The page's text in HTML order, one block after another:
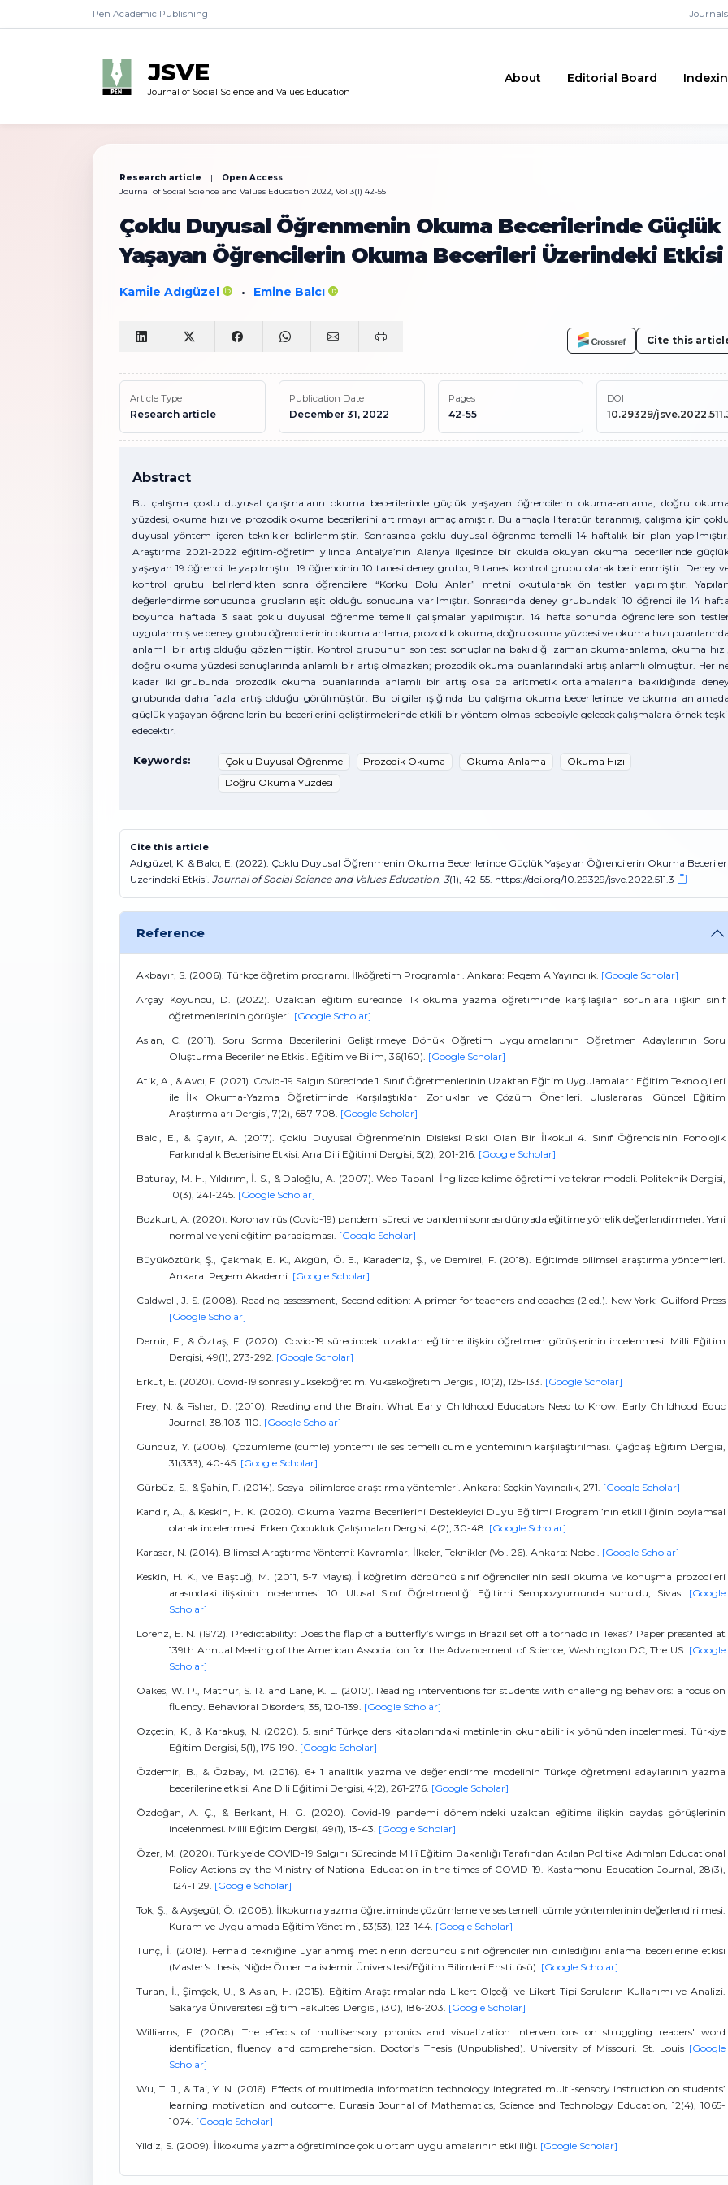
Pen Academic Publishing Journals
JSVE
Journal of Social Science and Values Education
About Editorial Board
Research article |
Open Access
Journal of Social Science and Values Education 2022, Vol 3(1) 42-55
Çoklu Duyusal Öğrenmenin Okuma Becerilerinde Güçlük
Yaşayan Öğrencilerin Okuma Becerileri Üzerindeki Etkisi
Kami̇le Adıgüzel • Emine Balcı
Cite this
Article Type
Research article
Publication Date
December 31, 2022
Pages
42-55
DOI
10.29329/
Abstract
Bu çalışma çoklu duyusal çalışmaların okuma becerilerinde güçlük yaşayan öğrencilerin okuma-anlama, doğru
yüzdesi, okuma hızı ve prozodik okuma becerilerini artırmayı amaçlamıştır. Bu amaçla literatür taranmış, çalışma için
duyusal yöntem içeren teknikler belirlenmiştir. Sonrasında çoklu duyusal öğrenme temelli 14 haftalık bir plan
Araştırma 2021-2022 eğitim-öğretim yılında Antalya’nın Alanya ilçesinde bir okulda okuyan okuma becerilerinde
yaşayan 19 öğrenci ile yapılmıştır. 19 öğrencinin 10 tanesi deney grubu, 9 tanesi kontrol grubu olarak belirlenmiştir. Deney
kontrol grubu belirlendikten sonra öğrencilere “Korku Dolu Anlar” metni okutularak ön testler yapılmıştır.
değerlendirme sonucunda grupların eşit olduğu sonucuna varılmıştır. Sonrasında deney grubundaki 10 öğrenci ile 14
boyunca haftada 3 saat çoklu duyusal öğrenme temelli çalışmalar yapılmıştır. 14 hafta sonunda öğrencilere son
uygulanmış ve deney grubu öğrencilerinin okuma anlama, prozodik okuma, doğru okuma yüzdesi ve okuma hızı
anlamlı bir artış olduğu gözlenmiştir. Kontrol grubunun son test sonuçlarına bakıldığı zaman okuma-anlama, okuma
doğru okuma yüzdesi sonuçlarında anlamlı bir artış olmazken; prozodik okuma puanlarındaki artış anlamlı olmuştur. Her
kadar iki grubunda prozodik okuma puanlarında anlamlı bir artış olsa da aritmetik ortalamalarına bakıldığında
grubunda daha fazla artış olduğu görülmüştür. Bu bilgiler ışığında bu çalışma okuma becerilerinde ve okuma
güçlük yaşayan öğrencilerin bu becerilerini geliştirmelerinde etkili bir yöntem olması sebebiyle gelecek çalışmalara örnek
edecektir.
Keywords: Çoklu Duyusal Öğrenme Prozodik Okuma Okuma-Anlama
Okuma Hızı
Doğru Okuma Yüzdesi
Cite this article
Adıgüzel, K. & Balcı, E. (2022). Çoklu Duyusal Öğrenmenin Okuma Becerilerinde Güçlük Yaşayan Öğrencilerin Okuma
Üzerindeki Etkisi. Journal of Social Science and Values Education 3(1), 42-55. https://doi.org/10.29329/jsve.2022.511.3
Reference
Akbayır, S. (2006). Türkçe öğretim programı. İlköğretim Programları. Ankara: Pegem A Yayıncılık. [Google Scholar]
Arçay Koyuncu, D. (2022). Uzaktan eğitim sürecinde ilk okuma yazma öğretiminde karşılaşılan sorunlara ilişkin sınıf
öğretmenlerinin görüşleri. [Google Scholar]
Aslan, C. (2011). Soru Sorma Becerilerini Geliştirmeye Dönük Öğretim Uygulamalarının Öğretmen Adaylarının Soru
Oluşturma Becerilerine Etkisi. Eğitim ve Bilim, 36(160). [Google Scholar]
Atik, A., & Avcı, F. (2021). Covid-19 Salgın Sürecinde 1. Sınıf Öğretmenlerinin Uzaktan Eğitim Uygulamaları: Eğitim Teknolojileri
ile İlk Okuma-Yazma Öğretiminde Karşılaştıkları Zorluklar ve Çözüm Önerileri. Uluslararası Güncel Eğitim
Araştırmaları Dergisi, 7(2), 687-708. [Google Scholar]
Balcı, E., & Çayır, A. (2017). Çoklu Duyusal Öğrenme’nin Disleksi Riski Olan Bir İlkokul 4. Sınıf Öğrencisinin Fonolojik
Farkındalık Becerisine Etkisi. Ana Dili Eğitimi Dergisi, 5(2), 201-216. [Google Scholar]
Baturay, M. H., Yıldırım, İ. S., & Daloğlu, A. (2007). Web-Tabanlı İngilizce kelime öğretimi ve tekrar modeli. Politeknik Dergisi,
10(3), 241-245. [Google Scholar]
Bozkurt, A. (2020). Koronavirüs (Covid-19) pandemi süreci ve pandemi sonrası dünyada eğitime yönelik değerlendirmeler: Yeni
normal ve yeni eğitim paradigması. [Google Scholar]
Büyüköztürk, Ş., Çakmak, E. K., Akgün, Ö. E., Karadeniz, Ş., ve Demirel, F. (2018). Eğitimde bilimsel araştırma yöntemleri.
Ankara: Pegem Akademi. [Google Scholar]
Caldwell, J. S. (2008). Reading assessment, Second edition: A primer for teachers and coaches (2 ed.). New York: Guilford Press
[Google Scholar]
Demir, F., & Öztaş, F. (2020). Covid-19 sürecindeki uzaktan eğitime ilişkin öğretmen görüşlerinin incelenmesi. Milli Eğitim
Dergisi, 49(1), 273-292. [Google Scholar]
Erkut, E. (2020). Covid-19 sonrası yükseköğretim. Yükseköğretim Dergisi, 10(2), 125-133. [Google Scholar]
Frey, N. & Fisher, D. (2010). Reading and the Brain: What Early Childhood Educators Need to Know. Early Childhood Educ
Journal, 38,103–110. [Google Scholar]
Gündüz, Y. (2006). Çözümleme (cümle) yöntemi ile ses temelli cümle yönteminin karşılaştırılması. Çağdaş Eğitim Dergisi,
31(333), 40-45. [Google Scholar]
Gürbüz, S., & Şahin, F. (2014). Sosyal bilimlerde araştırma yöntemleri. Ankara: Seçkin Yayıncılık, 271. [Google Scholar]
Kandır, A., & Keskin, H. K. (2020). Okuma Yazma Becerilerini Destekleyici Duyu Eğitimi Programı’nın etkililiğinin boylamsal
olarak incelenmesi. Erken Çocukluk Çalışmaları Dergisi, 4(2), 30-48. [Google Scholar]
Karasar, N. (2014). Bilimsel Araştırma Yöntemi: Kavramlar, İlkeler, Teknikler (Vol. 26). Ankara: Nobel. [Google Scholar]
Keskin, H. K., ve Baştuğ, M. (2011, 5-7 Mayıs). İlköğretim dördüncü sınıf öğrencilerinin sesli okuma ve konuşma prozodileri
arasındaki ilişkinin incelenmesi. 10. Ulusal Sınıf Öğretmenliği Eğitimi Sempozyumunda sunuldu, Sivas. [Google
Scholar]
Lorenz, E. N. (1972). Predictability: Does the flap of a butterfly’s wings in Brazil set off a tornado in Texas? Paper presented at
139th Annual Meeting of the American Association for the Advancement of Science, Washington DC, The US. [Google
Scholar]
Oakes, W. P., Mathur, S. R. and Lane, K. L. (2010). Reading interventions for students with challenging behaviors: a focus on
fluency. Behavioral Disorders, 35, 120-139. [Google Scholar]
Özçetin, K., & Karakuş, N. (2020). 5. sınıf Türkçe ders kitaplarındaki metinlerin okunabilirlik yönünden incelenmesi. Türkiye
Eğitim Dergisi, 5(1), 175-190. [Google Scholar]
Özdemir, B., & Özbay, M. (2016). 6+ 1 analitik yazma ve değerlendirme modelinin Türkçe öğretmeni adaylarının yazma
becerilerine etkisi. Ana Dili Eğitimi Dergisi, 4(2), 261-276. [Google Scholar]
Özdoğan, A. Ç., & Berkant, H. G. (2020). Covid-19 pandemi dönemindeki uzaktan eğitime ilişkin paydaş görüşlerinin
incelenmesi. Milli Eğitim Dergisi, 49(1), 13-43. [Google Scholar]
Özer, M. (2020). Türkiye’de COVID-19 Salgını Sürecinde Millî Eğitim Bakanlığı Tarafından Atılan Politika Adımları Educational
Policy Actions by the Ministry of National Education in the times of COVID-19. Kastamonu Education Journal, 28(3),
1124-1129. [Google Scholar]
Tok, Ş., & Ayşegül, Ö. (2008). İlkokuma yazma öğretiminde çözümleme ve ses temelli cümle yöntemlerinin değerlendirilmesi.
Kuram ve Uygulamada Eğitim Yönetimi, 53(53), 123-144. [Google Scholar]
Tunç, İ. (2018). Fernald tekniğine uyarlanmış metinlerin dördüncü sınıf öğrencilerinin dinlediğini anlama becerilerine etkisi
(Master's thesis, Niğde Ömer Halisdemir Üniversitesi/Eğitim Bilimleri Enstitüsü). [Google Scholar]
Turan, İ., Şimşek, Ü., & Aslan, H. (2015). Eğitim Araştırmalarında Likert Ölçeği ve Likert-Tipi Soruların Kullanımı ve Analizi.
Sakarya Üniversitesi Eğitim Fakültesi Dergisi, (30), 186-203. [Google Scholar]
Williams, F. (2008). The effects of multisensory phonics and visualization ınterventions on struggling readers' word
identification, fluency and comprehension. Doctor’s Thesis (Unpublished). University of Missouri. St. Louis [Google
Scholar]
Wu, T. J., & Tai, Y. N. (2016). Effects of multimedia information technology integrated multi-sensory instruction on students’
learning motivation and outcome. Eurasia Journal of Mathematics, Science and Technology Education, 12(4), 1065-
1074. [Google Scholar]
Yildiz, S. (2009). İlkokuma yazma öğretiminde çoklu ortam uygulamalarının etkililiği. [Google Scholar]